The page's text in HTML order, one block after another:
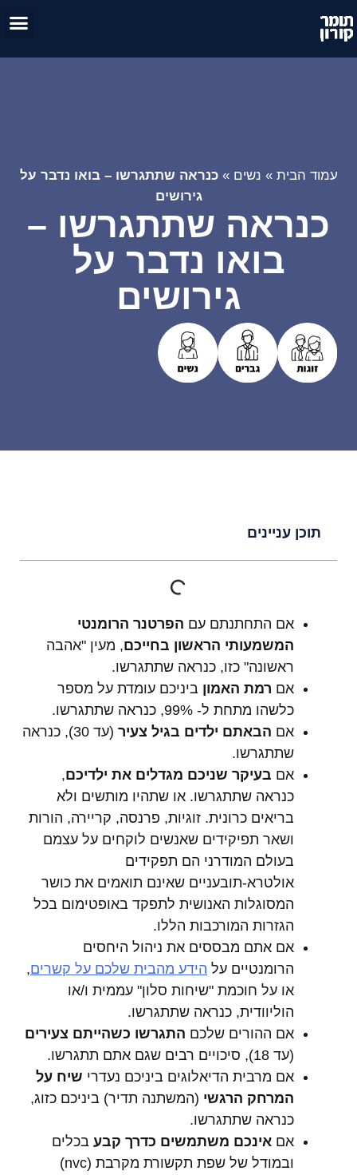
עמוד הבית » נשים »כנראה שתתגרשו – בואו נדבר על
גירושים
כנראה שתתגרשו –
בואו נדבר על
גירושים
תוכן עניינים
אם התחתנתם עם הפרטנר הרומנטי
המשמעותי הראשון בחייכם, מעין "אהבה
ראשונה" כזו, כנראה שתתגרשו.
אם רמת האמון ביניכם עומדת על מספר
כלשהו מתחת ל- 99%, כנראה שתתגרשו.
אם הבאתם ילדים בגיל צעיר
(עד 30), כנראה
שתתגרשו.
אם בעיקר שניכם מגדלים את ילדיכם,
כנראה שתתגרשו. או שתהיו מותשים ולא
בריאים כרונית. זוגיות, פרנסה, קריירה, הורות
ושאר תפיקידים שאנשים לוקחים על עצמם
בעולם המודרני הם תפקידים
אולטרא-תובעניים שאינם תואמים את כושר
המסוגלות האנושית לתפקד באופטימום בכל
הגזרות המורכבות הללו.
אם אתם מבססים את ניהול היחסים
הרומנטיים על הידע מהבית שלכם על קשרים,
או על חוכמת "שיחות סלון" עממית ו/או
הוליוודית, כנראה שתתגרשו.
אם ההורים שלכם התגרשו כשהייתם צעירים
(עד 18), סיכויים רבים שגם אתם תתגרשו.
אם מרבית הדיאלוגים ביניכם נעדרי שיח על
המרחק הרגשי (המשתנה תדיר) ביניכם כזוג,
כנראה שתתגרשו.
אם אינכם משתמשים כדרך קבע בכלים
ובמודל של שפת תקשורת מקרבת (nvc)